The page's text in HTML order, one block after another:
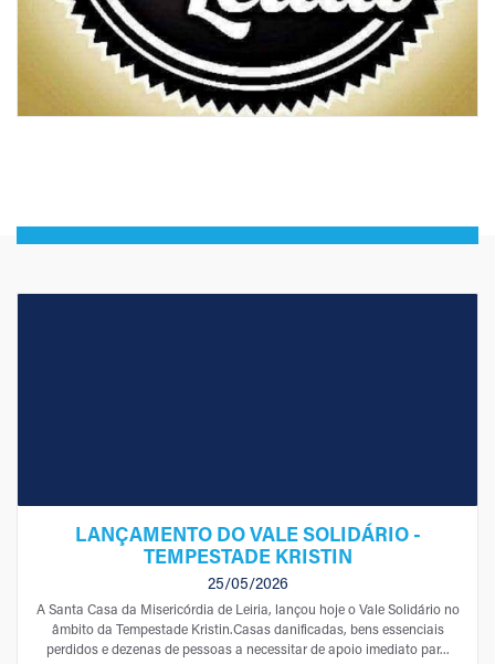
LANÇAMENTO DO VALE SOLIDÁRIO -
TEMPESTADE KRISTIN
25/05/2026
A Santa Casa da Misericórdia de Leiria, lançou hoje o Vale Solidário no
âmbito da Tempestade Kristin.Casas danificadas, bens essenciais
perdidos e dezenas de pessoas a necessitar de apoio imediato par...